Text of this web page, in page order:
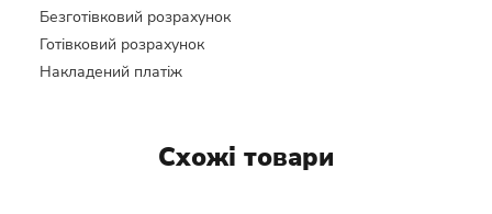
Безготівковий розрахунок
Готівковий розрахунок
Накладений платіж
Схожі товари